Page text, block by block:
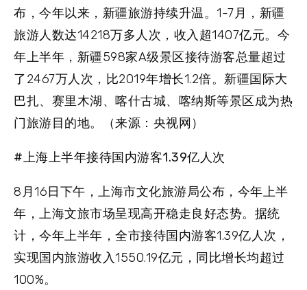
布，今年以来，新疆旅游持续升温。1-7月，新疆
旅游人数达14218万多人次，收入超1407亿元。今
年上半年，新疆598家A级景区接待游客总量超过
了2467万人次，比2019年增长1.2倍。新疆国际大
巴扎、赛里木湖、喀什古城、喀纳斯等景区成为热
门旅游目的地。（来源：央视网）
#上海上半年接待国内游客1.39亿人次
8月16日下午，上海市文化旅游局公布，今年上半
年，上海文旅市场呈现高开稳走良好态势。据统
计，今年上半年，全市接待国内游客1.39亿人次，
实现国内旅游收入1550.19亿元，同比增长均超过
100%。